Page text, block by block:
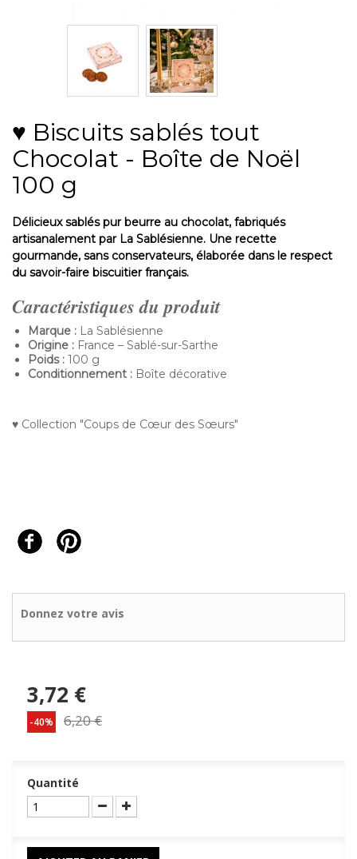
♥ Biscuits sablés tout
Chocolat - Boîte de Noël
100 g
Délicieux sablés pur beurre au chocolat, fabriqués
artisanalement par La Sablésienne. Une recette
gourmande, sans conservateurs, élaborée dans le respect
du savoir-faire biscuitier français.
Caractéristiques du produit
Marque : La Sablésienne
Origine : France – Sablé-sur-Sarthe
Poids : 100 g
Conditionnement : Boîte décorative
♥ Collection "Coups de Cœur des Sœurs"
Donnez votre avis
3,72 €
-40% 6,20 €
Quantité